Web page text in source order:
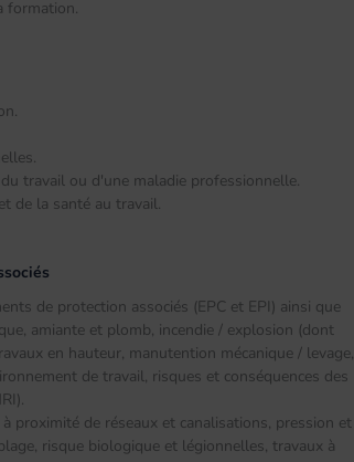
formation.
travail ou d'une maladie professionnelle.
de la santé au travail.
de protection associés (EPC et EPI) ainsi que
amiante et plomb, incendie / explosion (dont
en hauteur, manutention mécanique / levage,
de travail, risques et conséquences des
proximité de réseaux et canalisations, pression et
risque biologique et légionnelles, travaux à